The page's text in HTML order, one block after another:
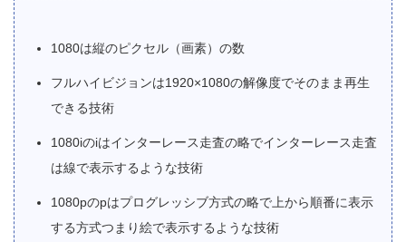
1080は縦のピクセル（画素）の数
フルハイビジョンは1920×1080の解像度でそのまま再生
できる技術
1080iのiはインターレース走査の略でインターレース走査
は線で表示するような技術
1080pのpはプログレッシブ方式の略で上から順番に表示
する方式つまり絵で表示するような技術